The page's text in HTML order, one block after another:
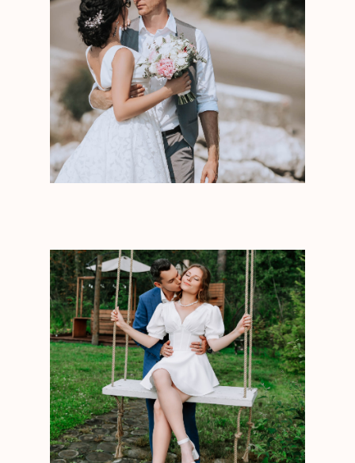
© 2026 Валерия Стинг
Политика обработки персональных данных
Разработка сайта